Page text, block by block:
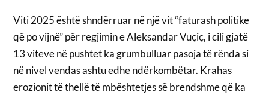
Viti 2025 është shndërruar në një vit “faturash politike
që po vijnë” për regjimin e Aleksandar Vuçiç, i cili gjatë
13 viteve në pushtet ka grumbulluar pasoja të rënda si
në nivel vendas ashtu edhe ndërkombëtar. Krahas
erozionit të thellë të mbështetjes së brendshme që ka